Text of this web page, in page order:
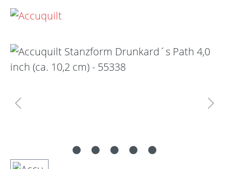
Bildergalerie überspringen